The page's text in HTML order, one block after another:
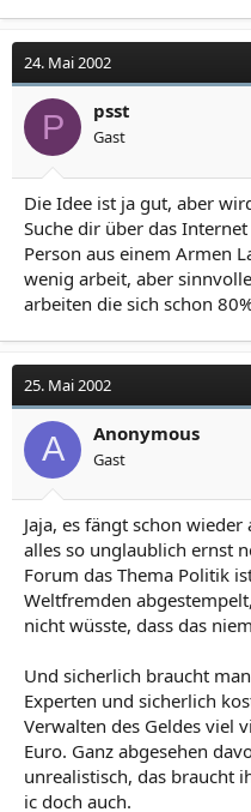
24. Mai 2002
P psst
Gast
Die Idee ist ja gut, aber
Suche dir über das
Person aus einem Armen
wenig arbeit, aber
arbeiten die sich schon
25. Mai 2002
A Anonymous
Gast
Jaja, es fängt schon
alles so unglaublich ernst
Forum das Thema Politik
Weltfremden
nicht wüsste, dass das
Und sicherlich braucht
Experten und sicherlich
Verwalten des Geldes viel
Euro. Ganz abgesehen
unrealistisch, das braucht
ic doch auch.